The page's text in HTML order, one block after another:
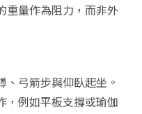
重量作為阻力，而非外
弓箭步與仰臥起坐。
，例如平板支撐或瑜伽